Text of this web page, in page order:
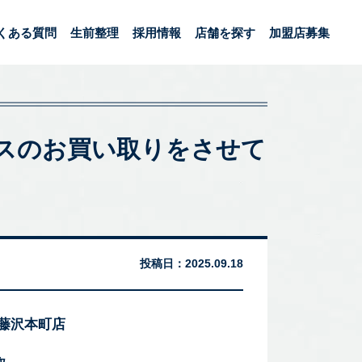
ある質問 生前整理 採用情報 店舗を探す 加盟店募集
のお買い取りをさせて
投稿日： 2025.09.18
沢本町店